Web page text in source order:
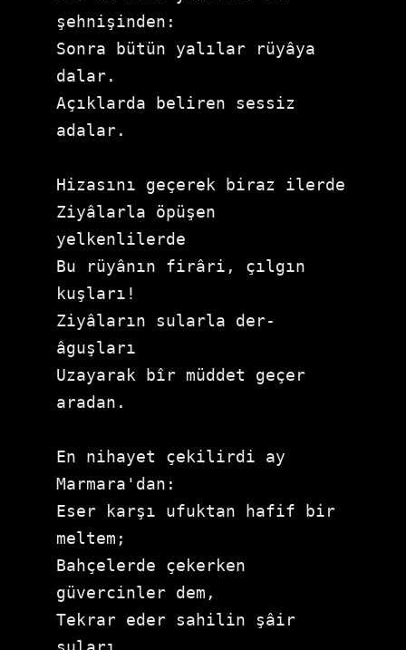
şehnişinden:
Sonra bütün yalılar rüyâya
dalar.
Açıklarda beliren sessiz
adalar.
Hizasını geçerek biraz ilerde
Ziyâlarla öpüşen
yelkenlilerde
Bu rüyânın firâri, çılgın
kuşları!
Ziyâların sularla der-
âguşları
Uzayarak bîr müddet geçer
aradan.
En nihayet çekilirdi ay
Marmara'dan:
Eser karşı ufuktan hafif bir
meltem;
Bahçelerde çekerken
güvercinler dem,
Tekrar eder sahilin şâir